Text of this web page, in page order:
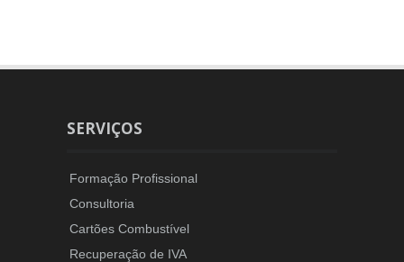
SERVIÇOS
Formação Profissional
Consultoria
Cartões Combustível
Recuperação de IVA